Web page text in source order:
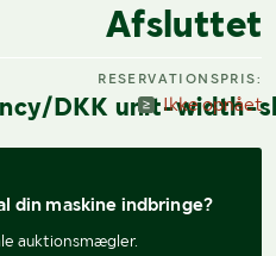
Afsluttet
DKK unit-width-
RESERVATIONSPRIS:
Ikke opnået
din maskine indbringe?
auktionsmægler.